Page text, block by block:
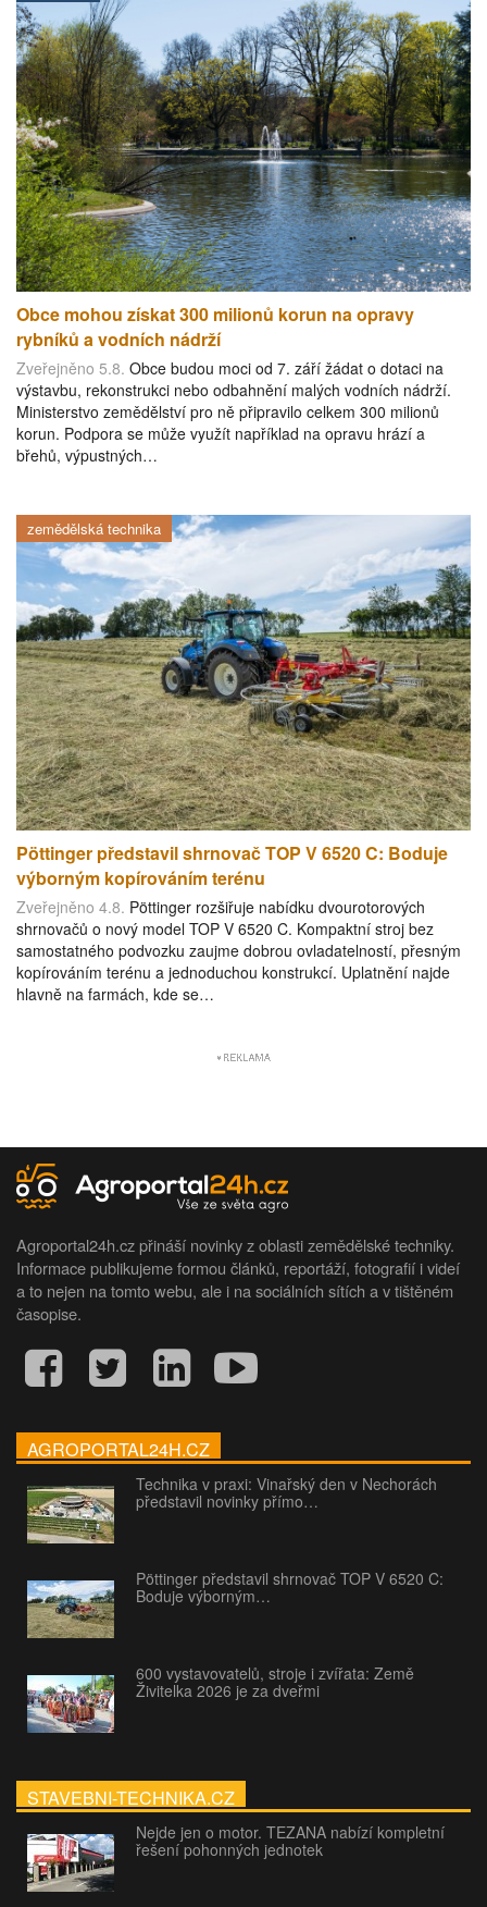
Obce mohou získat 300 milionů korun na opravy
rybníků a vodních nádrží
Zveřejněno 5.8. Obce budou moci od 7. září žádat o dotaci na
výstavbu, rekonstrukci nebo odbahnění malých vodních nádrží.
Ministerstvo zemědělství pro ně připravilo celkem 300 milionů
korun. Podpora se může využít například na opravu hrází a
břehů, výpustných…
zemědělská technika
Pöttinger představil shrnovač TOP V 6520 C: Boduje
výborným kopírováním terénu
Zveřejněno 4.8. Pöttinger rozšiřuje nabídku dvourotorových
shrnovačů o nový model TOP V 6520 C. Kompaktní stroj bez
samostatného podvozku zaujme dobrou ovladatelností, přesným
kopírováním terénu a jednoduchou konstrukcí. Uplatnění najde
hlavně na farmách, kde se…
Agroportal24h.cz přináší novinky z oblasti zemědělské techniky.
Informace publikujeme formou článků, reportáží, fotografií i videí
a to nejen na tomto webu, ale i na sociálních sítích a v tištěném
časopise.
AGROPORTAL24H.CZ
Technika v praxi: Vinařský den v Nechorách
představil novinky přímo…
Pöttinger představil shrnovač TOP V 6520 C:
Boduje výborným…
600 vystavovatelů, stroje i zvířata: Země
Živitelka 2026 je za dveřmi
STAVEBNI-TECHNIKA.CZ
Nejde jen o motor. TEZANA nabízí kompletní
řešení pohonných jednotek